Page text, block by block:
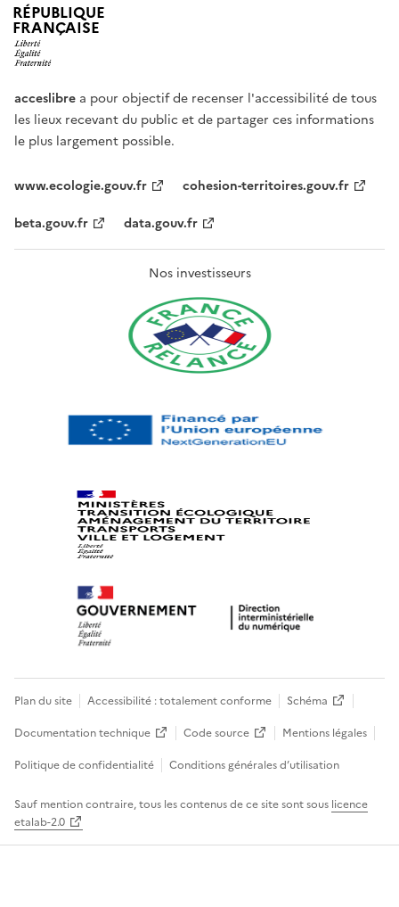
RÉPUBLIQUE
FRANÇAISE
acceslibre a pour objectif de recenser l'accessibilité de tous
les lieux recevant du public et de partager ces informations
le plus largement possible.
www.ecologie.gouv.fr
cohesion-territoires.gouv.fr
beta.gouv.fr
data.gouv.fr
Nos investisseurs
Plan du site Accessibilité : totalement conforme
Schéma
Documentation technique
Code source
Mentions légales
Politique de confidentialité
Conditions générales d’utilisation
Sauf mention contraire, tous les contenus de ce site sont sous licence
etalab-2.0